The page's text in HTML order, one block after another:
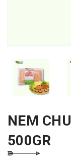
NEM
500GR